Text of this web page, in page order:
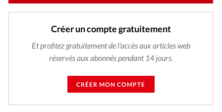
Créer un compte gratuitement
Et profitez gratuitement de l'accès aux articles web
réservés aux abonnés pendant 14 jours.
CRÉER MON COMPTE